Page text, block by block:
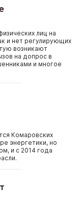
лиц на
и нет регулирующих
возникают
на допрос в
и многое
Комаровских
энергетики, но
и с 2014 года